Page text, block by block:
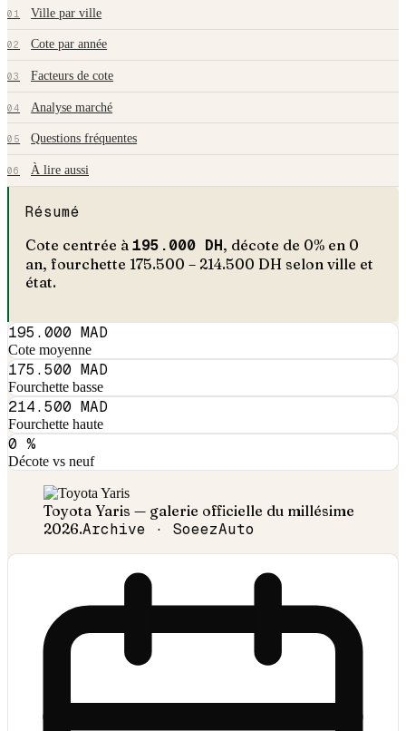
01 Ville par ville
02 Cote par année
03 Facteurs de cote
04 Analyse marché
05 Questions fréquentes
06 À lire aussi
Résumé
Cote centrée à 195.000DH, décote de 0% en 0
an, fourchette 175.500 – 214.500 DH selon ville et
état.
195.000 MAD
Cote moyenne
175.500 MAD
Fourchette basse
214.500 MAD
Fourchette haute
0 %
Décote vs neuf
Toyota Yaris — galerie officielle du millésime
2026.Archive · SoeezAuto